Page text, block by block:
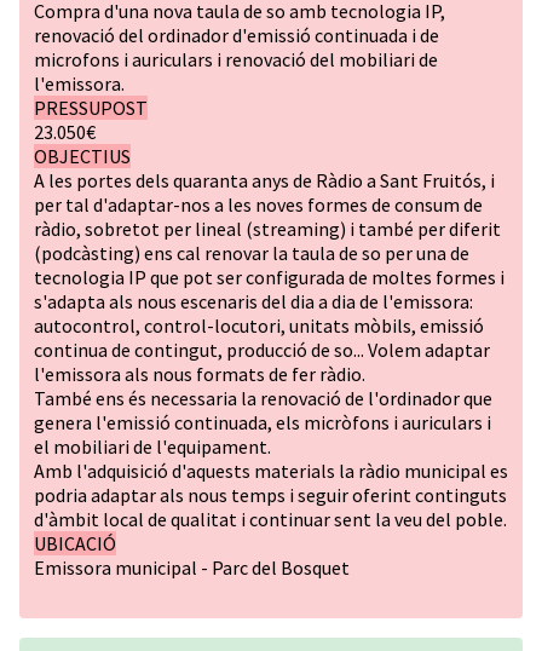
Compra d'una nova taula de so amb tecnologia IP,
renovació del ordinador d'emissió continuada i de
microfons i auriculars i renovació del mobiliari de
l'emissora.
PRESSUPOST
23.050€
OBJECTIUS
A les portes dels quaranta anys de Ràdio a Sant Fruitós, i
per tal d'adaptar-nos a les noves formes de consum de
ràdio, sobretot per lineal (streaming) i també per diferit
(podcàsting) ens cal renovar la taula de so per una de
tecnologia IP que pot ser configurada de moltes formes i
s'adapta als nous escenaris del dia a dia de l'emissora:
autocontrol, control-locutori, unitats mòbils, emissió
continua de contingut, producció de so... Volem adaptar
l'emissora als nous formats de fer ràdio.
També ens és necessaria la renovació de l'ordinador que
genera l'emissió continuada, els micròfons i auriculars i
el mobiliari de l'equipament.
Amb l'adquisició d'aquests materials la ràdio municipal es
podria adaptar als nous temps i seguir oferint continguts
d'àmbit local de qualitat i continuar sent la veu del poble.
UBICACIÓ
Emissora municipal - Parc del Bosquet